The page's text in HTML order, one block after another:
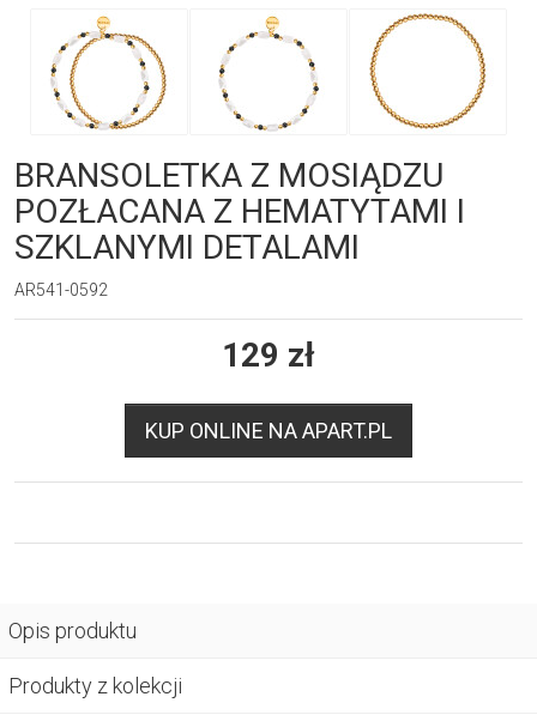
BRANSOLETKA Z MOSIĄDZU
POZŁACANA Z HEMATYTAMI I
SZKLANYMI DETALAMI
AR541-0592
129 zł
KUP ONLINE NA APART.PL
Opis produktu
Produkty z kolekcji